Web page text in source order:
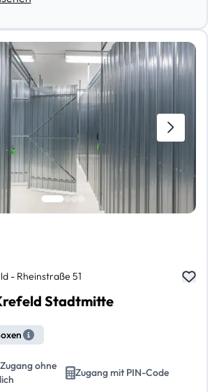
- Rheinstraße 51
Stadtmitte
ohne
Zugang mit PIN-Code